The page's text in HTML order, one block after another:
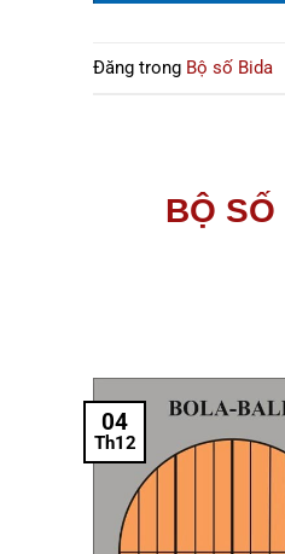
Đăng trong Bộ số Bida
BỘ
04
Th12